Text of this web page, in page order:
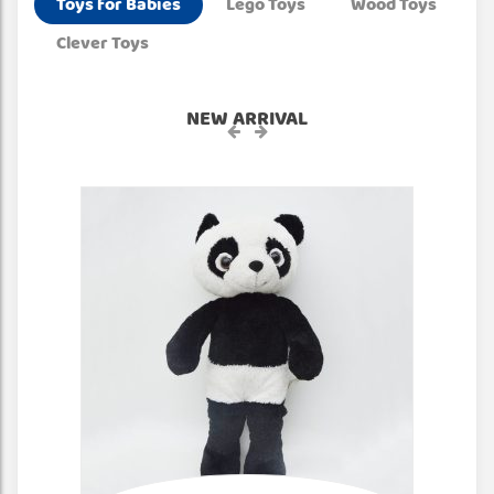
Clever Toys
NEW ARRIVAL